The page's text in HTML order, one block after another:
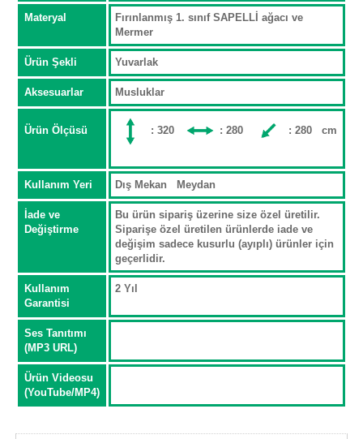
Materyal
Fırınlanmış 1. sınıf SAPELLİ ağacı ve
Mermer
Ürün Şekli Yuvarlak
Aksesuarlar Musluklar
Ürün Ölçüsü : 320 : 280 : 280 cm
Kullanım Yeri Dış Mekan Meydan
İade ve
Değiştirme
Bu ürün sipariş üzerine size özel üretilir.
Siparişe özel üretilen ürünlerde iade ve
değişim sadece kusurlu (ayıplı) ürünler için
geçerlidir.
Kullanım
Garantisi
2 Yıl
Ses Tanıtımı
(MP3 URL)
Ürün Videosu
(YouTube/MP4)